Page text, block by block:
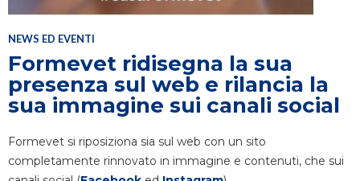
NEWS ED EVENTI
Formevet ridisegna la sua
presenza sul web e rilancia la
sua immagine sui canali social
Formevet si riposiziona sia sul web con un sito
completamente rinnovato in immagine e contenuti, che sui